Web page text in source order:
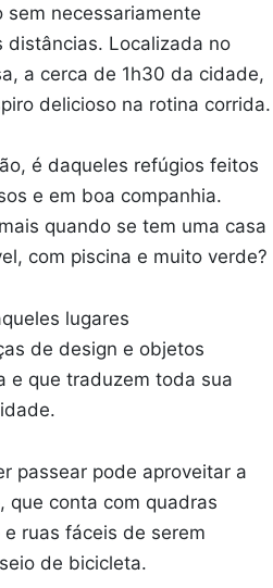
sem necessariamente
distâncias. Localizada no
a cerca de 1h30 da cidade,
delicioso na rotina corrida.
é daqueles refúgios feitos
e em boa companhia.
quando se tem uma casa
com piscina e muito verde?
lugares
de design e objetos
e que traduzem toda sua
passear pode aproveitar a
que conta com quadras
ruas fáceis de serem
de bicicleta.